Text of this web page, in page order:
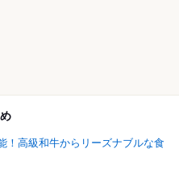
！高級和牛からリーズナブルな食